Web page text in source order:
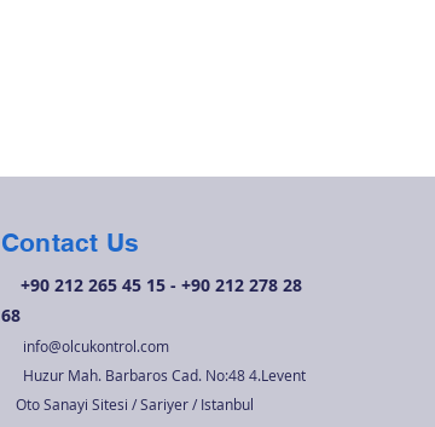
Contact Us
+90 212 265 45 15 - +90 212 278 28
68
info@olcukontrol.com
Huzur Mah. Barbaros Cad. No:48 4.Levent
Oto Sanayi Sitesi / Sariyer / Istanbul